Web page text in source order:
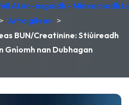
AI an-asgaidh - Mìneachadh
> Artaigilean >
BUN/Creatinine: Stiùireadh
Gnìomh nan Dubhagan